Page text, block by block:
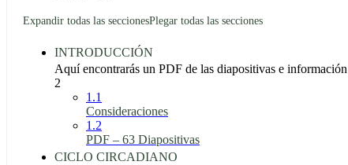
Expandir todas las seccionesPlegar todas las secciones
INTRODUCCIÓN
Aquí encontrarás un PDF de las diapositivas e
2
1.1
Consideraciones
1.2
PDF – 63 Diapositivas
CICLO CIRCADIANO